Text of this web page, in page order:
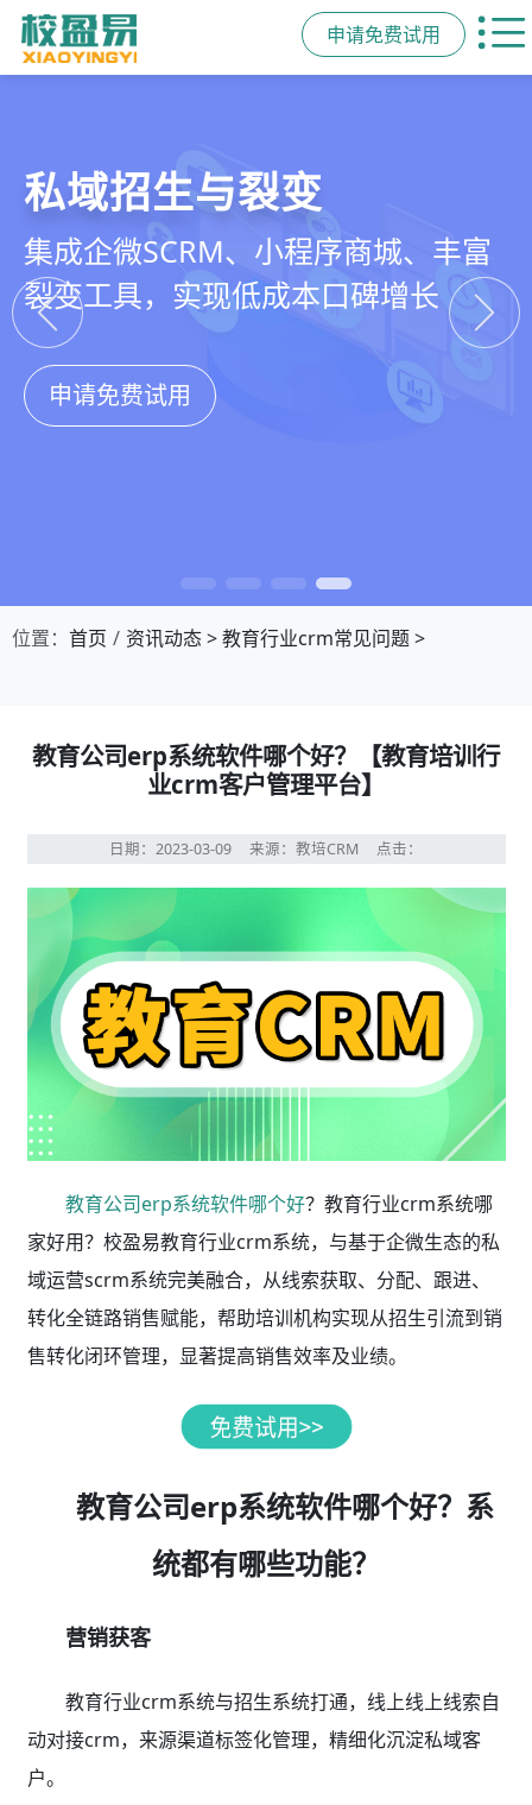
申请免费试用
教培行业CRM
以学员为中心，打通从引流、转化、
教学到复购转介绍的全生命周期增长
引擎
申请免费试用
智能销售漏斗
线索自动分配、标准化跟单、试听转
化分析，打造高绩效招生团队
申请免费试用
精细化客户运营
360°学员画像、自动化服务流程、智
能续费预警，深度挖掘学员长期价值
申请免费试用
私域招生与裂变
集成企微SCRM、小程序商城、丰富
裂变工具，实现低成本口碑增长
申请免费试用
位置： 首页 资讯动态>教育行业crm常见问题>
教育公司erp系统软件哪个好？【教育培训行
业crm客户管理平台】
日期：2023-03-09 来源：教培CRM 点击：
教育公司erp系统软件哪个好？教育行业crm系统哪
家好用？校盈易教育行业crm系统，与基于企微生态的私
域运营scrm系统完美融合，从线索获取、分配、跟进、
转化全链路销售赋能，帮助培训机构实现从招生引流到销
售转化闭环管理，显著提高销售效率及业绩。
教育公司erp系统软件哪个好？系
统都有哪些功能？
营销获客
教育行业crm系统与招生系统打通，线上线上线索自
动对接crm，来源渠道标签化管理，精细化沉淀私域客
户。